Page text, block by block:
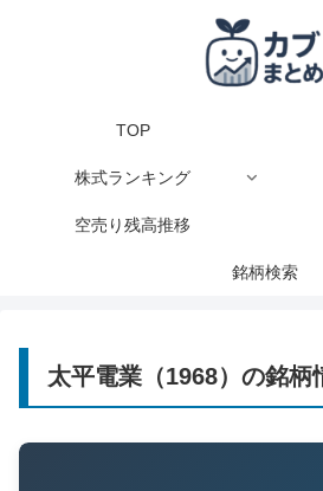
TOP
株式ランキング
空売り残高推移
銘柄検索
太平電業（1968）の銘柄